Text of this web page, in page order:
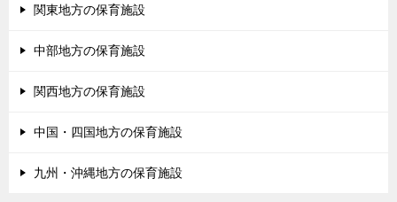
関東地方の保育施設
中部地方の保育施設
関西地方の保育施設
中国・四国地方の保育施設
九州・沖縄地方の保育施設